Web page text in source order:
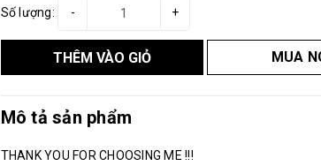
Số lượng: +
-
THÊM VÀO GIỎ MUA
Mô tả sản phẩm
THANK YOU FOR CHOOSING ME !!!